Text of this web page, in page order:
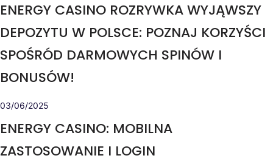
ENERGY CASINO ROZRYWKA WYJĄWSZY
DEPOZYTU W POLSCE: POZNAJ KORZYŚCI
SPOŚRÓD DARMOWYCH SPINÓW I
BONUSÓW!
03/06/2025
ENERGY CASINO: MOBILNA
ZASTOSOWANIE I LOGIN